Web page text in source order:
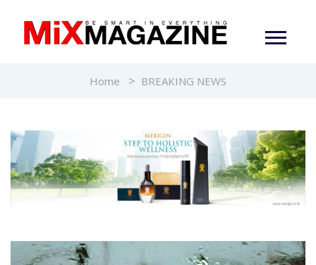
Home BREAKING NEWS